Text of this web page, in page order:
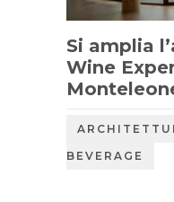
Si amplia
Wine
BEVERAGE